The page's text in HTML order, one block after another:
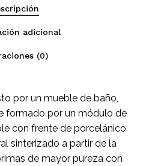
en el
carrito.
adicional
(0)
por un mueble de baño,
formado por un módulo de
con frente de porcelánico
sinterizado a partir de la
de mayor pureza con